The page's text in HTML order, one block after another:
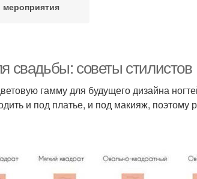
мероприятия
свадьбы: советы стилистов
гамму для будущего дизайна
и под платье, и под макияж, поэтому